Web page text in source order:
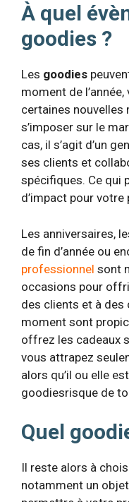
À quel
goodies ?
Les goodies
moment de
certaines nouvelles
s’imposer sur le
cas, il s’agit d’un
ses clients et
spécifiques. Ce qui
d’impact pour votre
Les anniversaires,
de fin d’année ou
professionnel sont
occasions pour
des clients et à des
moment sont
offrez les cadeaux
vous attrapez
alors qu’il ou elle
goodiesrisque de
Quel
Il reste alors à
notamment un